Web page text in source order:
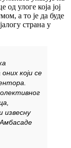
од улоге која јој
а то је да буде
страна у
који се
извесну